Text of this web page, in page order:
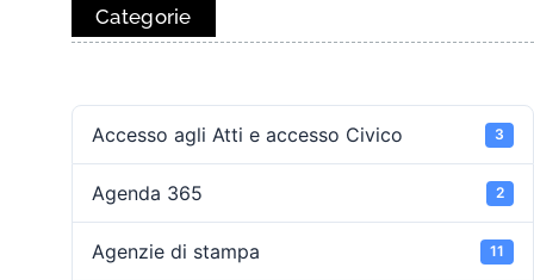
Categorie
Accesso agli Atti e accesso Civico 3
Agenda 365 2
Agenzie di stampa 11